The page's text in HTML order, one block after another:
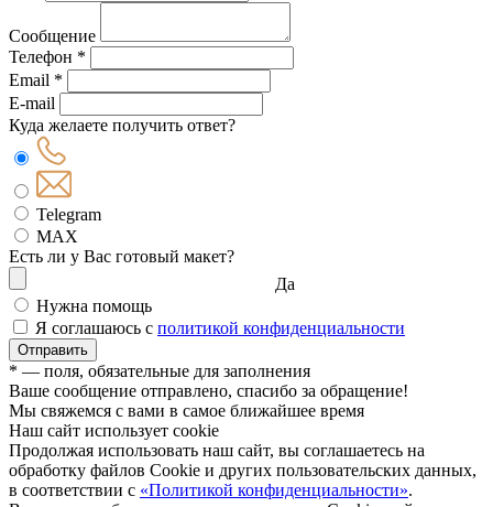
Сообщение
Телефон *
Email *
E-mail
Куда желаете получить ответ?
Telegram
MAX
Есть ли у Вас готовый макет?
Да
Нужна помощь
Я соглашаюсь с политикой конфиденциальности
Отправить
* — поля, обязательные для заполнения
Ваше сообщение отправлено, спасибо за обращение!
Мы свяжемся с вами в самое ближайшее время
Наш сайт использует cookie
Продолжая использовать наш сайт, вы соглашаетесь на
обработку файлов Сookie и других пользовательских данных,
в соответствии с «Политикой конфиденциальности».